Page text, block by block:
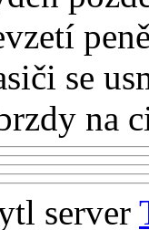
se
na
server